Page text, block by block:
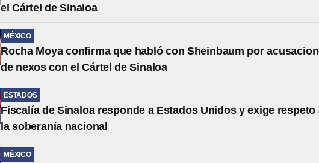
el Cártel de Sinaloa
MÉXICO
Rocha Moya confirma que habló con Sheinbaum por
de nexos con el Cártel de Sinaloa
ESTADOS
Fiscalía de Sinaloa responde a Estados Unidos y exige respeto
la soberanía nacional
MÉXICO